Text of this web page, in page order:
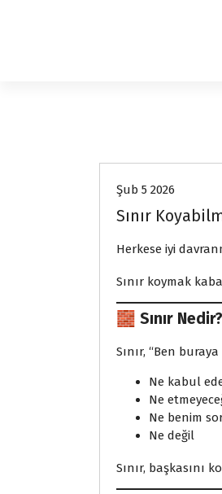
Şub 5 2026
Sınır
Herkese iyi
Sınır koymak
🧱 Sınır Nedir?
Sınır, “Ben
Ne kabul
Ne
Ne benim
Ne değil
Sınır, başkasını